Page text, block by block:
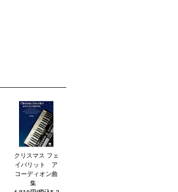
クリスマス フェ
イバリット ア
コーディオン曲
集